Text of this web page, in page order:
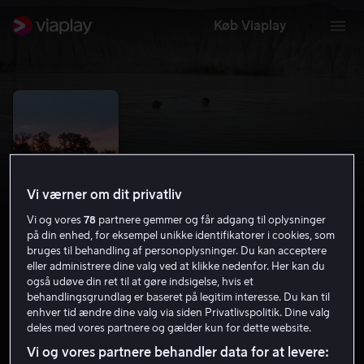
Køb Viaplay
Songs My Brother Taught Me
7.0 Drama 2015 1 t. 30 min
15 år
Vi værner om dit privatliv
Vi og vores78 partnere gemmer og får adgang til oplysninger
på din enhed, for eksempel unikke identifikatorer i cookies, som
bruges til behandling af personoplysninger. Du kan acceptere
eller administrere dine valg ved at klikke nedenfor. Her kan du
også udøve din ret til at gøre indsigelse, hvis et
behandlingsgrundlag er baseret på legitim interesse. Du kan til
enhver tid ændre dine valg via siden Privatlivspolitik. Dine valg
deles med vores partnere og gælder kun for dette website.
Vi og vores partnere behandler data for at levere: